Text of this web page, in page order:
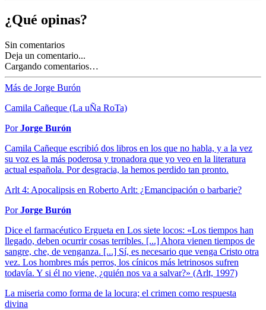
¿Qué opinas?
Sin comentarios
Deja un comentario...
Cargando comentarios…
Más de Jorge Burón
Camila Cañeque (La uÑa RoTa)
PorJorge Burón
Camila Cañeque escribió dos libros en los que no habla, y a la vez
su voz es la más poderosa y tronadora que yo veo en la literatura
actual española. Por desgracia, la hemos perdido tan pronto.
Arlt 4: Apocalipsis en Roberto Arlt: ¿Emancipación o barbarie?
PorJorge Burón
Dice el farmacéutico Ergueta en Los siete locos: «Los tiempos han
llegado, deben ocurrir cosas terribles. [...] Ahora vienen tiempos de
sangre, che, de venganza. [...] Sí, es necesario que venga Cristo otra
vez. Los hombres más perros, los cínicos más letrinosos sufren
todavía. Y si él no viene, ¿quién nos va a salvar?» (Arlt, 1997)
La miseria como forma de la locura; el crimen como respuesta
divina